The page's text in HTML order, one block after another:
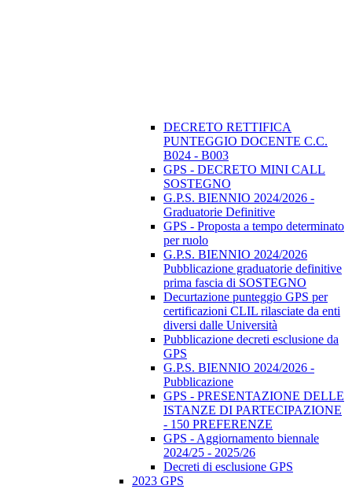
DECRETO RETTIFICA
PUNTEGGIO DOCENTE C.C.
B024 - B003
GPS - DECRETO MINI CALL
SOSTEGNO
G.P.S. BIENNIO 2024/2026 -
Graduatorie Definitive
GPS - Proposta a tempo determinato
per ruolo
G.P.S. BIENNIO 2024/2026
Pubblicazione graduatorie definitive
prima fascia di SOSTEGNO
Decurtazione punteggio GPS per
certificazioni CLIL rilasciate da enti
diversi dalle Università
Pubblicazione decreti esclusione da
GPS
G.P.S. BIENNIO 2024/2026 -
Pubblicazione
GPS - PRESENTAZIONE DELLE
ISTANZE DI PARTECIPAZIONE
- 150 PREFERENZE
GPS - Aggiornamento biennale
2024/25 - 2025/26
Decreti di esclusione GPS
2023 GPS